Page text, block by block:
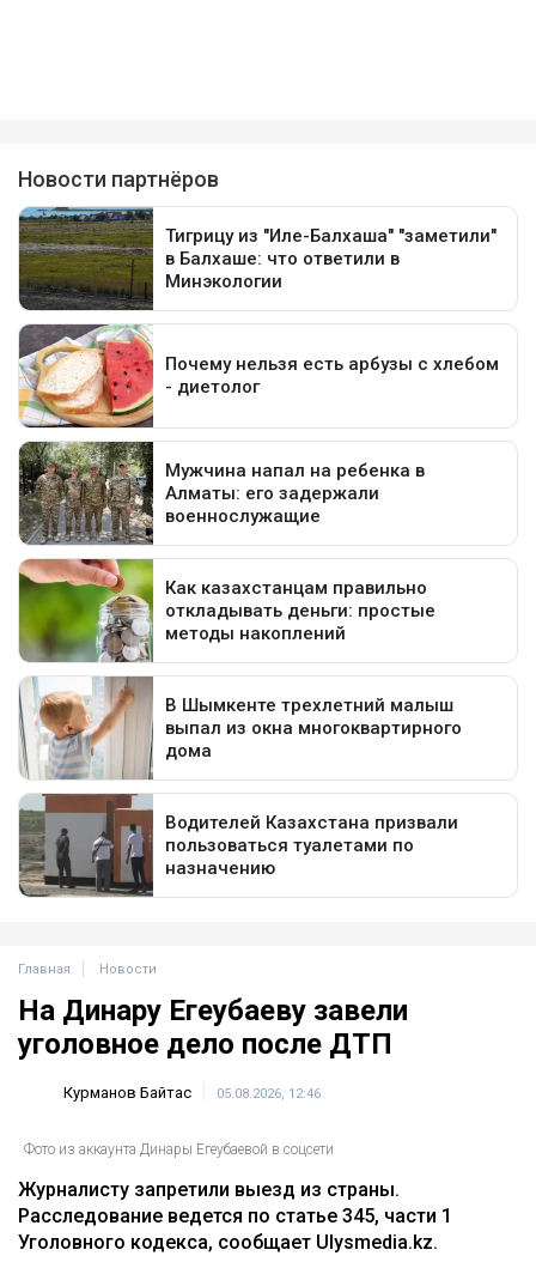
Главная Новости
На Динару Егеубаеву завели
уголовное дело после ДТП
Курманов Байтас 05.08.2026, 12:46
Фото из аккаунта Динары Егеубаевой в соцсети
Журналисту запретили выезд из страны.
Расследование ведется по статье 345, части 1
Уголовного кодекса, сообщает Ulysmedia.kz.